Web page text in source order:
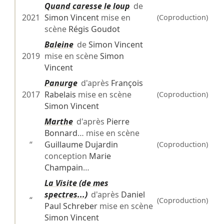
2021
Quand caresse le loup de
Simon Vincentmise en
scène Régis Goudot
(Coproduction)
2019
BaleinedeSimon Vincent
mise en scèneSimon
Vincent
2017
Panurged'après François
Rabelais mise en scène
Simon Vincent
(Coproduction)
“
Marthed'après Pierre
Bonnard… mise en scène
Guillaume Dujardin
conception Marie
Champain…
(Coproduction)
“
La Visite (de mes
spectres...)d'après Daniel
Paul Schrebermise en scène
Simon Vincent
(Coproduction)